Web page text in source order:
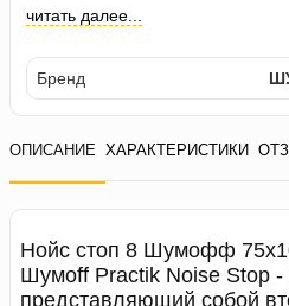
читать далее...
Бренд
ОПИСАНИЕ ХАРАКТЕРИСТИКИ
Нойс стоп 8 Шумофф
Шумoff Practik Noise Stop -
представляющий собой